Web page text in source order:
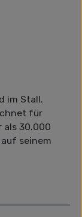
im Stall.
für
als 30.000
seinem